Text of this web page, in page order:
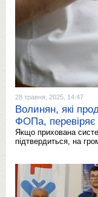
28 травня, 2025, 14:47
Волинян, які
ФОПа, перевіряє
Якщо прихована
підтвердиться, на